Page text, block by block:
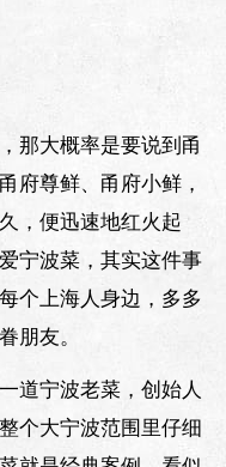
那大概率是要说到甬
府尊鲜、甬府小鲜，
，便迅速地红火起
宁波菜，其实这件事
个上海人身边，多多
朋友。
道宁波老菜，创始人
个大宁波范围里仔细